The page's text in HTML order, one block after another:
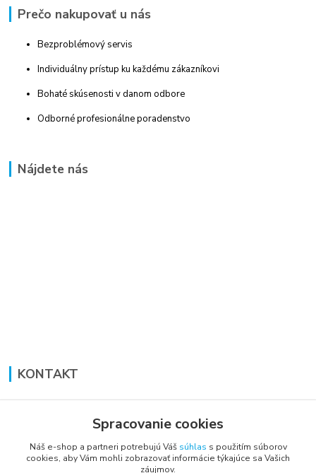
Prečo nakupovať u nás
Bezproblémový servis
Individuálny prístup ku každému zákazníkovi
Bohaté skúsenosti v danom odbore
Odborné profesionálne poradenstvo
Nájdete nás
KONTAKT
+421 948 711 774
vsetkoprenabytok@gmail.com
Spracovanie cookies
Náš e-shop a partneri potrebujú Váš súhlas s použitím súborov
cookies, aby Vám mohli zobrazovať informácie týkajúce sa Vašich
záujmov.